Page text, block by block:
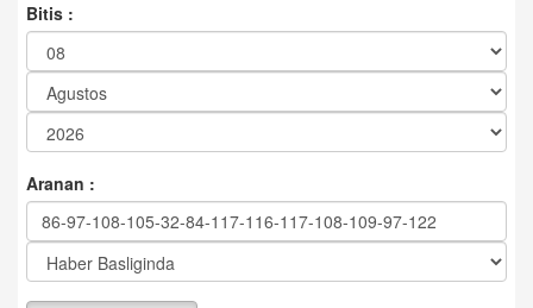
Bitis :
Aranan :